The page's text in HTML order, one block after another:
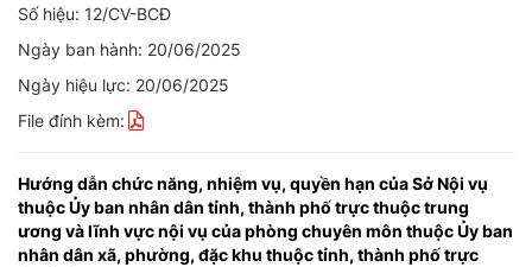
Số hiệu: 12/CV-BCĐ
Ngày ban hành: 20/06/2025
Ngày hiệu lực: 20/06/2025
File đính kèm:
Hướng dẫn chức năng, nhiệm vụ, quyền hạn của Sở Nội vụ
thuộc Ủy ban nhân dân tỉnh, thành phố trực thuộc trung
ương và lĩnh vực nội vụ của phòng chuyên môn thuộc Ủy ban
nhân dân xã, phường, đặc khu thuộc tỉnh, thành phố trực